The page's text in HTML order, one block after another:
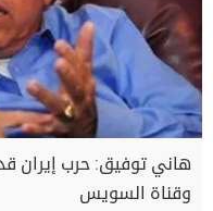
هاني توفيق: حرب إيران
وقناة السويس